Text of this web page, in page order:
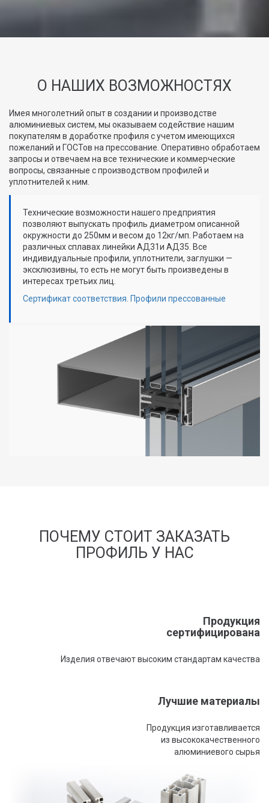
О НАШИХ ВОЗМОЖНОСТЯХ
Имея многолетний опыт в создании и производстве
алюминиевых систем, мы оказываем содействие нашим
покупателям в доработке профиля с учетом имеющихся
пожеланий и ГОСТов на прессование. Оперативно обработаем
запросы и отвечаем на все технические и коммерческие
вопросы, связанные с производством профилей и
уплотнителей к ним.
Технические возможности нашего предприятия
позволяют выпускать профиль диаметром описанной
окружности до 250мм и весом до 12кг/мп. Работаем на
различных сплавах линейки АД31и АД35. Все
индивидуальные профили, уплотнители, заглушки —
эксклюзивны, то есть не могут быть произведены в
интересах третьих лиц.
Сертификат соответствия. Профили прессованные
ПОЧЕМУ СТОИТ ЗАКАЗАТЬ
ПРОФИЛЬ У НАС
Продукция
сертифицирована
Изделия отвечают высоким стандартам качества
Лучшие материалы
Продукция изготавливается
из высококачественного
алюминиевого сырья